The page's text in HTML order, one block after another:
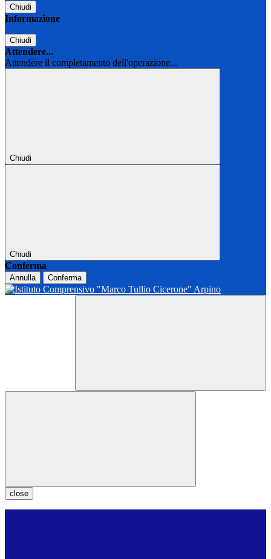
Chiudi
Informazione
Chiudi
Attendere...
Attendere il completamento dell'operazione...
Chiudi
Chiudi
Conferma
Annulla Conferma
close